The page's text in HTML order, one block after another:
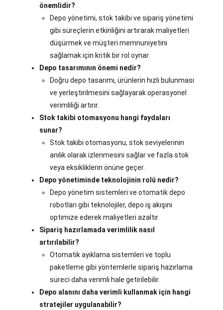
önemlidir?
Depo yönetimi, stok takibi ve sipariş yönetimi
gibi süreçlerin etkinliğini artırarak maliyetleri
düşürmek ve müşteri memnuniyetini
sağlamak için kritik bir rol oynar.
Depo tasarımının önemi nedir?
Doğru depo tasarımı, ürünlerin hızlı bulunması
ve yerleştirilmesini sağlayarak operasyonel
verimliliği artırır.
Stok takibi otomasyonu hangi faydaları
sunar?
Stok takibi otomasyonu, stok seviyelerinin
anılık olarak izlenmesini sağlar ve fazla stok
veya eksikliklerin önüne geçer.
Depo yönetiminde teknolojinin rolü nedir?
Depo yönetim sistemleri ve otomatik depo
robotları gibi teknolojiler, depo iş akışını
optimize ederek maliyetleri azaltır.
Sipariş hazırlamada verimlilik nasıl
artırılabilir?
Otomatik ayıklama sistemleri ve toplu
paketleme gibi yöntemlerle sipariş hazırlama
süreci daha verimli hale getirilebilir.
Depo alanını daha verimli kullanmak için hangi
stratejiler uygulanabilir?